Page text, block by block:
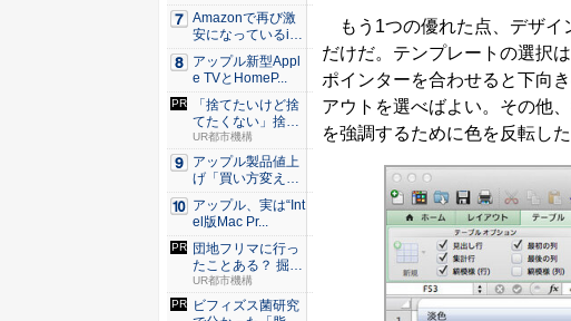
もう1つの優れた点、デザイ
だけだ。テンプレートの選択
ポインターを合わせると下向
アウトを選べばよい。その他
を強調するために色を反転し
Amazonで再び激
安になっているiP
h...
アップル新型Appl
e TVとHomeP...
「捨てたいけど捨
てたくない」捨て
活に悩ん...
UR都市機構
アップル製品値上
げ「買い方変え
る」9割超...
アップル、実は“Int
el版Mac Pr...
団地フリマに行っ
たことある？ 掘り
出し物...
UR都市機構
ビフィズス菌研究